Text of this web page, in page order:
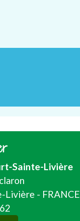
Sainte-Livière
Livière - FRANCE